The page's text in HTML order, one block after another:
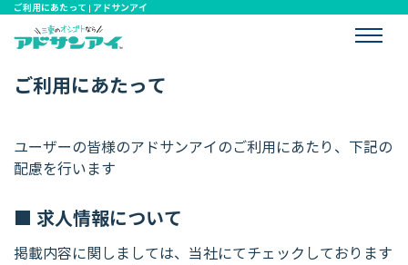
ご利用にあたって | アドサンアイ
ご利用にあたって
ユーザーの皆様のアドサンアイのご利用にあたり、下記の
配慮を行います
求人情報について
掲載内容に関しましては、当社にてチェックしております